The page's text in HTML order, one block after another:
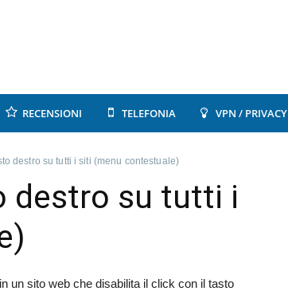
RECENSIONI TELEFONIA VPN / PRIVACY
destro su tutti i siti (menu contestuale)
destro su tutti i
un sito web che disabilita il click con il tasto